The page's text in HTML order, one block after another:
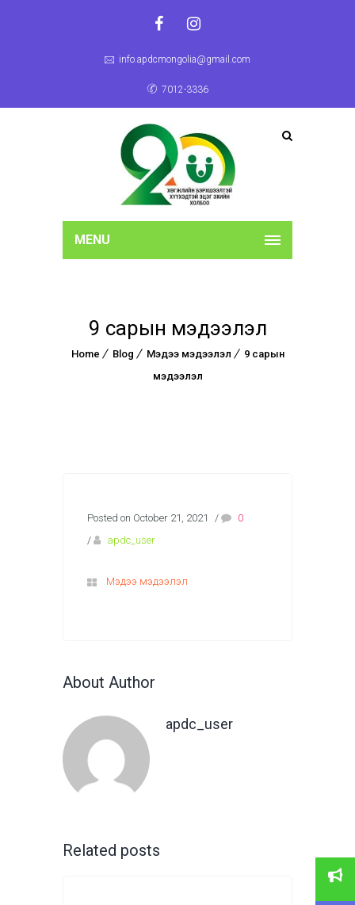
info.apdcmongolia@gmail.com
7012-3336
MENU
9 сарын мэдээлэл
Home Blog Мэдээ мэдээлэл
9 сарын
мэдээлэл
Posted on October 21, 2021 /
0
/
apdc_user
Мэдээ мэдээлэл
About Author
apdc_user
Related posts